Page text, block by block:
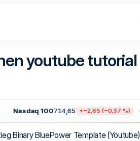
youtube tutorial
Nasdaq 100714,65 −2,65 (−0,37 %)
Binary BluePower Template (Youtube)